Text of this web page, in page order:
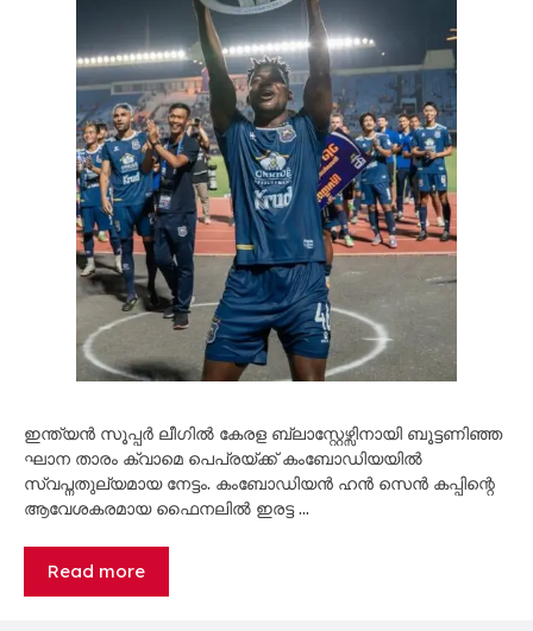
ഇന്ത്യൻ സൂപ്പർ ലീഗിൽ കേരള ബ്ലാസ്റ്റേഴ്സിനായി ബൂട്ടണിഞ്ഞ
ഘാന താരം ക്വാമെ പെപ്രയ്ക്ക് കംബോഡിയയിൽ
സ്വപ്നതുല്യമായ നേട്ടം. കംബോഡിയൻ ഹൻ സെൻ കപ്പിന്റെ
ആവേശകരമായ ഫൈനലിൽ ഇരട്ട …
Read more